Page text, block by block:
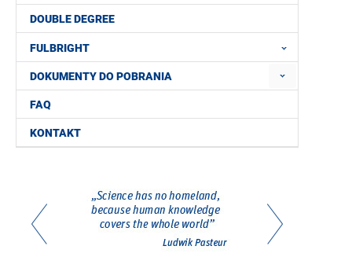
DOUBLE DEGREE
FULBRIGHT
DOKUMENTY DO POBRANIA
FAQ
KONTAKT